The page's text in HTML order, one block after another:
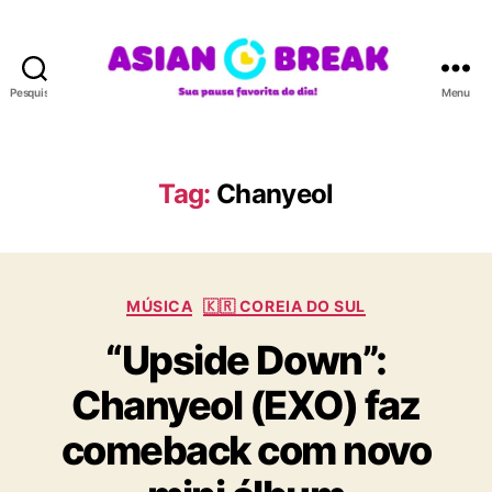
Pesquisar
A
N
R
A
Menu
Tag: Chanyeol
C
t
e
g
o
r
i
MÚSICA 🇰🇷 COREIA DO SUL
“Upside Down”:
Chanyeol (EXO) faz
comeback com novo